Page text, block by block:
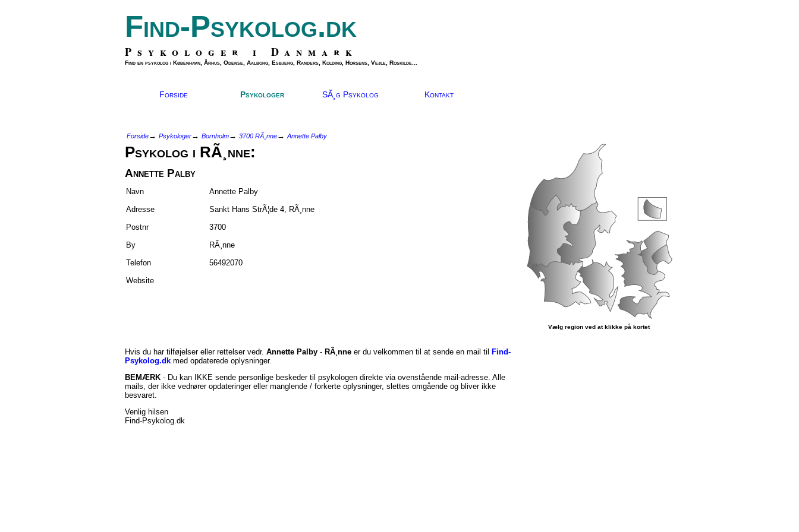
Find-Psykolog.dk
Psykologer i Danmark
Find en psykolog i København, Århus, Odense, Aalborg, Esbjerg, Randers, Kolding, Horsens, Vejle, Roskilde...
Forside Psykologer SÃ¸g Psykolog Kontakt
Forside→ Psykologer→ Bornholm→ 3700 RÃ¸nne→Annette Palby
Psykolog i RÃ¸nne:
Annette Palby
Navn
Annette Palby
Adresse
Sankt Hans StrÃ¦de 4, RÃ¸nne
Postnr
3700
By
RÃ¸nne
Telefon
56492070
Website
Hvis du har tilføjelser eller rettelser vedr. Annette Palby - RÃ¸nne er du velkommen til at sende en mail til
Find-
Psykolog.dk med opdaterede oplysninger.
BEMÆRK - Du kan IKKE sende personlige beskeder til psykologen direkte via ovenstående mail-adresse. Alle
mails, der ikke vedrører opdateringer eller manglende / forkerte oplysninger, slettes omgående og bliver ikke
besvaret.
Venlig hilsen
Find-Psykolog.dk
Vælg region ved at klikke på kortet